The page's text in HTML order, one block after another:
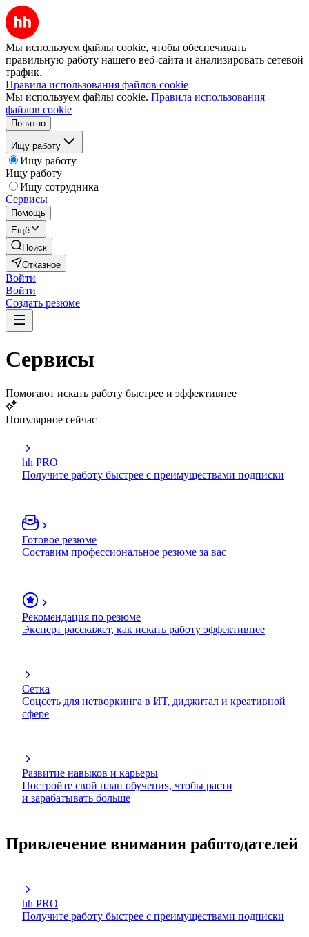
Мы используем файлы cookie, чтобы обеспечивать
правильную работу нашего веб-сайта и анализировать сетевой
трафик.
Правила использования файлов cookie
Мы используем файлы cookie. Правила использования
файлов cookie
Понятно
Ищу работу
Ищу работу
Ищу работу
Ищу сотрудника
Сервисы
Помощь
Ещё
Поиск
Отказное
Войти
Войти
Создать резюме
Сервисы
Помогают искать работу быстрее и эффективнее
Популярное сейчас
hh PRO
Получите работу быстрее с преимуществами подписки
Готовое резюме
Составим профессиональное резюме за вас
Рекомендация по резюме
Эксперт расскажет, как искать работу эффективнее
Сетка
Соцсеть для нетворкинга в ИТ, диджитал и креативной
сфере
Развитие навыков и карьеры
Постройте свой план обучения, чтобы расти
и зарабатывать больше
Привлечение внимания работодателей
hh PRO
Получите работу быстрее с преимуществами подписки